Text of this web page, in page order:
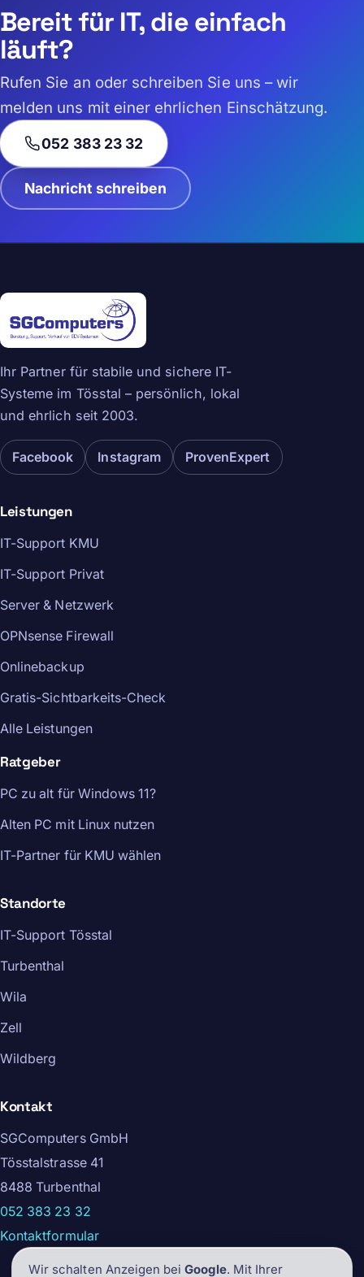
Bereit für IT, die einfach
läuft?
Rufen Sie an oder schreiben Sie uns – wir
melden uns mit einer ehrlichen Einschätzung.
052 383 23 32
Nachricht schreiben
Ihr Partner für stabile und sichere IT-
Systeme im Tösstal – persönlich, lokal
und ehrlich seit 2003.
Facebook Instagram ProvenExpert
Leistungen
IT-Support KMU
IT-Support Privat
Server & Netzwerk
OPNsense Firewall
Onlinebackup
Gratis-Sichtbarkeits-Check
Alle Leistungen
Ratgeber
PC zu alt für Windows 11?
Alten PC mit Linux nutzen
IT-Partner für KMU wählen
Standorte
IT-Support Tösstal
Turbenthal
Wila
Zell
Wildberg
Kontakt
SGComputers GmbH
Tösstalstrasse 41
8488 Turbenthal
052 383 23 32
Kontaktformular
Wir schalten Anzeigen beiGoogle. Mit Ihrer